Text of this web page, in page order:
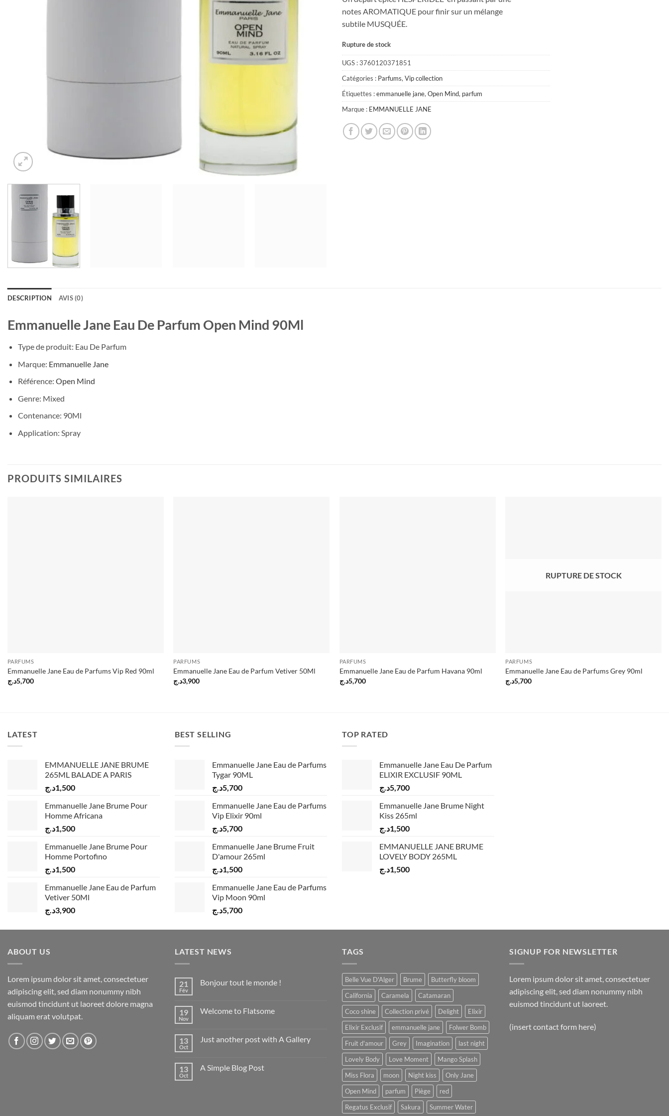
notes AROMATIQUE pour finir sur un mélange
subtile MUSQUÉE.
Rupture de stock
UGS :3760120371851
Catégories : Parfums, Vip collection
Étiquettes :emmanuelle jane, Open Mind, parfum
Marque : EMMANUELLE JANE
DESCRIPTION AVIS (0)
Emmanuelle Jane Eau De Parfum Open Mind 90Ml
Type de produit: Eau De Parfum
Marque: Emmanuelle Jane
Référence: Open Mind
Genre: Mixed
Contenance: 90Ml
Application: Spray
PRODUITS SIMILAIRES
PARFUMS
Emmanuelle Jane Eau de Parfums Vip Red 90ml
5,700د.ج
PARFUMS
Emmanuelle Jane Eau de Parfum Vetiver 50Ml
3,900د.ج
PARFUMS
Emmanuelle Jane Eau de Parfum Havana 90ml
5,700د.ج
RUPTURE DE STOCK
PARFUMS
Emmanuelle Jane Eau de Parfums Grey 90ml
5,700د.ج
LATEST
EMMANUELLE JANE BRUME
265ML BALADE A PARIS
1,500د.ج
Emmanuelle Jane Brume Pour
Homme Africana
1,500د.ج
Emmanuelle Jane Brume Pour
Homme Portofino
1,500د.ج
Emmanuelle Jane Eau de Parfum
Vetiver 50Ml
3,900د.ج
BEST SELLING
Emmanuelle Jane Eau de Parfums
Tygar 90ML
5,700د.ج
Emmanuelle Jane Eau de Parfums
Vip Elixir 90ml
5,700د.ج
Emmanuelle Jane Brume Fruit
D'amour 265ml
1,500د.ج
Emmanuelle Jane Eau de Parfums
Vip Moon 90ml
5,700د.ج
TOP RATED
Emmanuelle Jane Eau De Parfum
ELIXIR EXCLUSIF 90ML
5,700د.ج
Emmanuelle Jane Brume Night
Kiss 265ml
1,500د.ج
EMMANUELLE JANE BRUME
LOVELY BODY 265ML
1,500د.ج
ABOUT US
Lorem ipsum dolor sit amet, consectetuer
adipiscing elit, sed diam nonummy nibh
euismod tincidunt ut laoreet dolore magna
aliquam erat volutpat.
LATEST NEWS
21
Fév
Bonjour tout le monde !
Bonjour
19
Nov
Welcome to Flatsome
Welcome
13
Oct
Just another post with A Gallery
Just
13
Oct
A Simple Blog Post
TAGS
Belle Vue D'Alger Brume
Butterfly bloom
California
Caramela
Catamaran
Coco shine
Collection privé Delight
Elixir
Elixir Exclusif
emmanuelle jane
Folwer Bomb
Fruit d'amour
Grey Imagination
last night
Lovely Body
Love Moment
Mango Splash
Miss Flora
moon Night kiss
Only Jane
Open Mind
parfum Piège
red
Regatus Exclusif
Sakura Summer Water
SIGNUP FOR NEWSLETTER
Lorem ipsum dolor sit amet, consectetuer
adipiscing elit, sed diam nonummy nibh
euismod tincidunt ut laoreet.
(insert contact form here)